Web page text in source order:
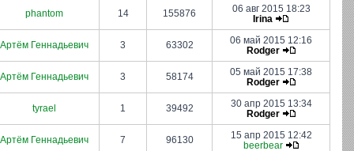
phantom 14 155876
06 авг 2015 18:23
Irina
Артём Геннадьевич 3 63302
06 май 2015 12:16
Rodger
Артём Геннадьевич 3 58174
05 май 2015 17:38
Rodger
tyrael 1 39492
30 апр 2015 13:34
Rodger
Артём Геннадьевич 7 96130
15 апр 2015 12:42
beerbear